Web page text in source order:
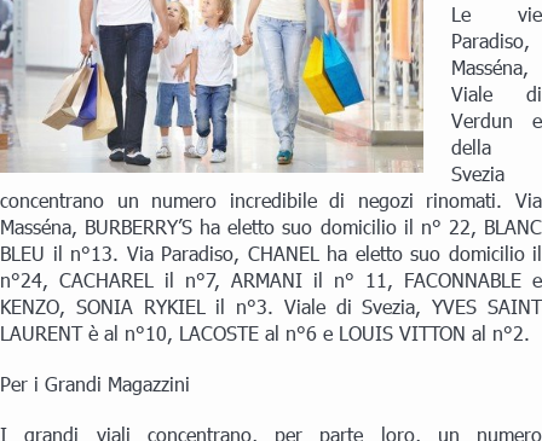
Le vie
Paradiso,
Masséna,
Viale di
Verdun e
della
Svezia
concentrano un numero incredibile di negozi rinomati. Via
Masséna, BURBERRY’S ha eletto suo domicilio il n° 22, BLANC
BLEU il n°13. Via Paradiso, CHANEL ha eletto suo domicilio il
n°24, CACHAREL il n°7, ARMANI il n° 11, FACONNABLE e
KENZO, SONIA RYKIEL il n°3. Viale di Svezia, YVES SAINT
LAURENT è al n°10, LACOSTE al n°6 e LOUIS VITTON al n°2.
Per i Grandi Magazzini
I grandi viali concentrano, per parte loro, un numero